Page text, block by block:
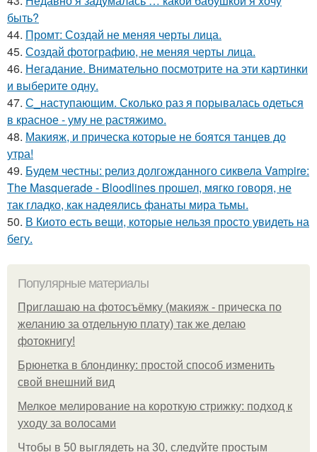
быть?
44. Промт: Создай не меняя черты лица.
45. Создай фотографию, не меняя черты лица.
46. Негадание. Внимательно посмотрите на эти картинки
и выберите одну.
47. С_наступающим. Сколько раз я порывалась одеться
в красное - уму не растяжимо.
48. Макияж, и прическа которые не боятся танцев до
утра!
49. Будем честны: релиз долгожданного сиквела Vampire:
The Masquerade - Bloodlines прошел, мягко говоря, не
так гладко, как надеялись фанаты мира тьмы.
50. В Киото есть вещи, которые нельзя просто увидеть на
бегу.
Популярные материалы
Приглашаю на фотосъёмку (макияж - прическа по
желанию за отдельную плату) так же делаю
фотокнигу!
Брюнетка в блондинку: простой способ изменить
свой внешний вид
Мелкое мелирование на короткую стрижку: подход к
уходу за волосами
Чтобы в 50 выглядеть на 30, следуйте простым